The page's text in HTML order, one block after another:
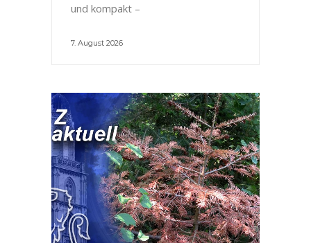
und kompakt –
7. August 2026